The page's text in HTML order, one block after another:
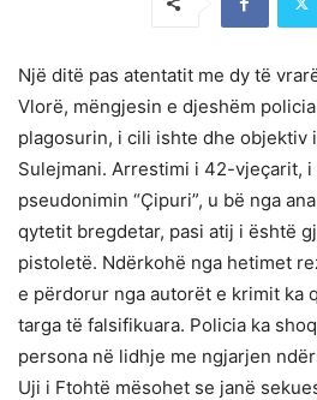
Një ditë pas atentatit me dy të
Vlorë, mëngjesin e djeshëm
plagosurin, i cili ishte dhe objektiv
Sulejmani. Arrestimi i 42-vjeçarit,
pseudonimin “Çipuri”, u bë nga
qytetit bregdetar, pasi atij i është
pistoletë. Ndërkohë nga hetimet
e përdorur nga autorët e krimit ka
targa të falsifikuara. Policia ka
persona në lidhje me ngjarjen
Uji i Ftohtë mësohet se janë